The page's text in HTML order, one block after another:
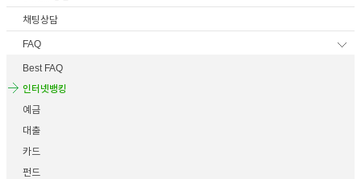
킹레
이어
채팅상담
FAQ
Best FAQ
인터넷뱅킹
예금
대출
카드
펀드